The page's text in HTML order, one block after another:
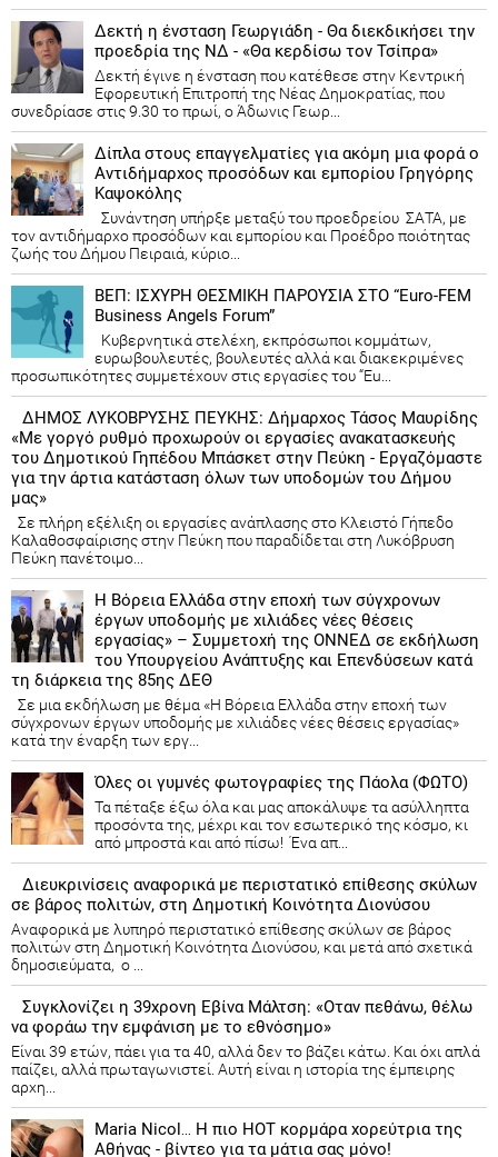
Δεκτή η ένσταση Γεωργιάδη - Θα διεκδικήσει την
προεδρία της ΝΔ - «Θα κερδίσω τον Τσίπρα»
Δεκτή έγινε η ένσταση που κατέθεσε στην Κεντρική
Εφορευτική Επιτροπή της Νέας Δημοκρατίας, που
συνεδρίασε στις 9.30 το πρωί, ο Άδωνις Γεωρ...
Δίπλα στους επαγγελματίες για ακόμη μια φορά ο
Αντιδήμαρχος προσόδων και εμπορίου Γρηγόρης
Καψοκόλης
Συνάντηση υπήρξε μεταξύ του προεδρείου ΣΑΤΑ, με
τον αντιδήμαρχο προσόδων και εμπορίου και Προέδρο ποιότητας
ζωής του Δήμου Πειραιά, κύριο...
ΒΕΠ: ΙΣΧΥΡΗ ΘΕΣΜΙΚΗ ΠΑΡΟΥΣΙΑ ΣΤΟ “Euro-FEM
Business Angels Forum”
Κυβερνητικά στελέχη, εκπρόσωποι κομμάτων,
ευρωβουλευτές, βουλευτές αλλά και διακεκριμένες
προσωπικότητες συμμετέχουν στις εργασίες του “Eu...
ΔΗΜΟΣ ΛΥΚΟΒΡΥΣΗΣ ΠΕΥΚΗΣ: Δήμαρχος Τάσος Μαυρίδης
«Με γοργό ρυθμό προχωρούν οι εργασίες ανακατασκευής
του Δημοτικού Γηπέδου Μπάσκετ στην Πεύκη - Εργαζόμαστε
για την άρτια κατάσταση όλων των υποδομών του Δήμου
μας»
Σε πλήρη εξέλιξη οι εργασίες ανάπλασης στο Κλειστό Γήπεδο
Καλαθοσφαίρισης στην Πεύκη που παραδίδεται στη Λυκόβρυση
Πεύκη πανέτοιμο...
Η Βόρεια Ελλάδα στην εποχή των σύγχρονων
έργων υποδομής με χιλιάδες νέες θέσεις
εργασίας» – Συμμετοχή της ΟΝΝΕΔ σε εκδήλωση
του Υπουργείου Ανάπτυξης και Επενδύσεων κατά
τη διάρκεια της 85ης ΔΕΘ
Σε μια εκδήλωση με θέμα «Η Βόρεια Ελλάδα στην εποχή των
σύγχρονων έργων υποδομής με χιλιάδες νέες θέσεις εργασίας»
κατά την έναρξη των εργ...
Όλες οι γυμνές φωτογραφίες της Πάολα (ΦΩΤΟ)
Τα πέταξε έξω όλα και μας αποκάλυψε τα ασύλληπτα
προσόντα της, μέχρι και τον εσωτερικό της κόσμο, κι
από μπροστά και από πίσω! Ένα απ...
Διευκρινίσεις αναφορικά με περιστατικό επίθεσης σκύλων
σε βάρος πολιτών, στη Δημοτική Κοινότητα Διονύσου
Αναφορικά με λυπηρό περιστατικό επίθεσης σκύλων σε βάρος
πολιτών στη Δημοτική Κοινότητα Διονύσου, και μετά από σχετικά
δημοσιεύματα, ο ...
Συγκλονίζει η 39χρονη Εβίνα Μάλτση: «Οταν πεθάνω, θέλω
να φοράω την εμφάνιση με το εθνόσημο»
Είναι 39 ετών, πάει για τα 40, αλλά δεν το βάζει κάτω. Και όχι απλά
παίζει, αλλά πρωταγωνιστεί. Αυτή είναι η ιστορία της έμπειρης
αρχη...
Maria Nicol… Η πιο HOT κορμάρα χορεύτρια της
Αθήνας - βίντεο για τα μάτια σας μόνο!